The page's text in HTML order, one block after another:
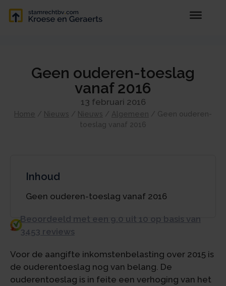
Geen ouderen-toeslag
vanaf 2016
13 februari 2016
Home / Nieuws / Nieuws / Algemeen / Geen ouderen-
toeslag vanaf 2016
Inhoud
Geen ouderen-toeslag vanaf 2016
Beoordeeld met een 9.0 uit 10 op basis van
3453 reviews
Voor de aangifte inkomstenbelasting over 2015 is
de ouderentoeslag nog van belang. De
ouderentoeslag is in feite een verhoging van het